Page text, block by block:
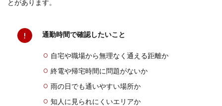
とがあります。
通勤時間で確認したいこと
自宅や職場から無理なく通える距離か
終電や帰宅時間に問題がないか
雨の日でも通いやすい場所か
知人に見られにくいエリアか